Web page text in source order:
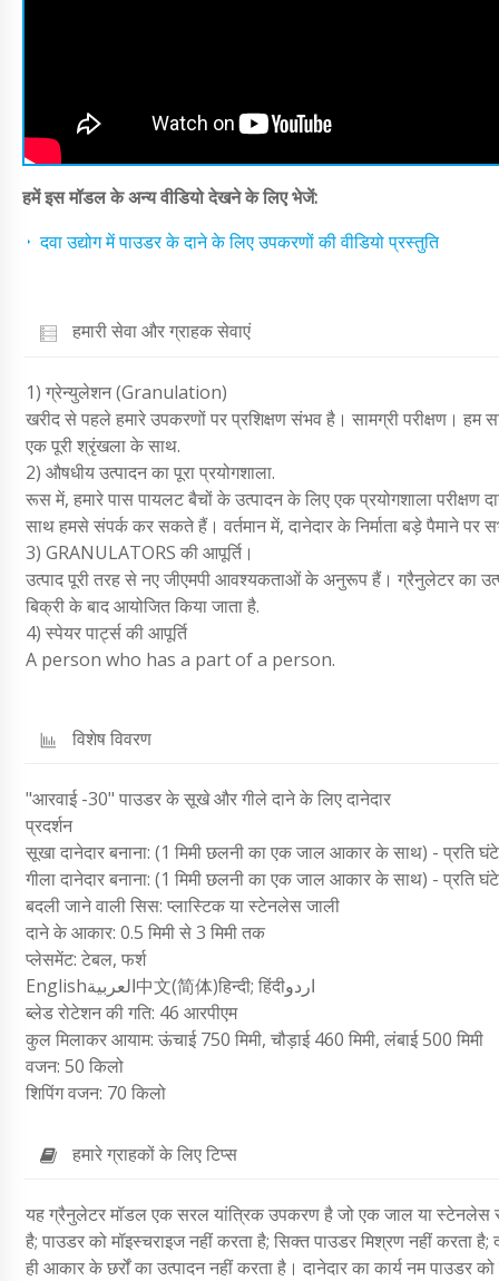
हमें इस मॉडल के अन्य वीडियो देखने के लिए भेजें:
दवा उद्योग में पाउडर के दाने के लिए उपकरणों की वीडियो प्रस्तुति
हमारी सेवा और ग्राहक सेवाएं
1) ग्रेन्युलेशन (Granulation)
खरीद से पहले हमारे उपकरणों पर प्रशिक्षण संभव है। सामग्री परीक्षण।
एक पूरी श्रृंखला के साथ.
2) औषधीय उत्पादन का पूरा प्रयोगशाला.
रूस में, हमारे पास पायलट बैचों के उत्पादन के लिए एक प्रयोगशाला परीक्षण
साथ हमसे संपर्क कर सकते हैं। वर्तमान में, दानेदार के निर्माता बड़े पैमाने
3) GRANULATORS की आपूर्ति।
उत्पाद पूरी तरह से नए जीएमपी आवश्यकताओं के अनुरूप हैं। ग्रैनुलेटर का
बिक्री के बाद आयोजित किया जाता है.
4) स्पेयर पार्ट्स की आपूर्ति
A person who has a part of a person.
विशेष विवरण
"आरवाई -30" पाउडर के सूखे और गीले दाने के लिए दानेदार
प्रदर्शन
सूखा दानेदार बनाना: (1 मिमी छलनी का एक जाल आकार के साथ) - प्रति
गीला दानेदार बनाना: (1 मिमी छलनी का एक जाल आकार के साथ) - प्रति
बदली जाने वाली सिस: प्लास्टिक या स्टेनलेस जाली
दाने के आकार: 0.5 मिमी से 3 मिमी तक
प्लेसमेंट: टेबल, फर्श
Englishالعربية中文(简体)हिन्दी; हिंदीاردو
ब्लेड रोटेशन की गति: 46 आरपीएम
कुल मिलाकर आयाम: ऊंचाई 750 मिमी, चौड़ाई 460 मिमी, लंबाई 500 मिमी
वजन: 50 किलो
शिपिंग वजन: 70 किलो
हमारे ग्राहकों के लिए टिप्स
यह ग्रैनुलेटर मॉडल एक सरल यांत्रिक उपकरण है जो एक जाल या स्टेनलेस
है; पाउडर को मॉइस्चराइज नहीं करता है; सिक्त पाउडर मिश्रण नहीं करता
ही आकार के छर्रों का उत्पादन नहीं करता है। दानेदार का कार्य नम